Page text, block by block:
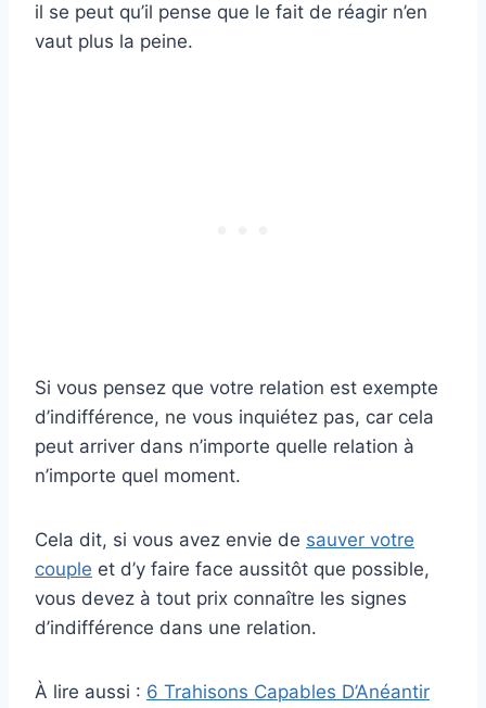
il se peut qu’il pense que le fait de réagir n’en
vaut plus la peine.
Si vous pensez que votre relation est exempte
d’indifférence, ne vous inquiétez pas, car cela
peut arriver dans n’importe quelle relation à
n’importe quel moment.
Cela dit, si vous avez envie de sauver votre
couple et d’y faire face aussitôt que possible,
vous devez à tout prix connaître les signes
d’indifférence dans une relation.
À lire aussi : 6 Trahisons Capables D’Anéantir